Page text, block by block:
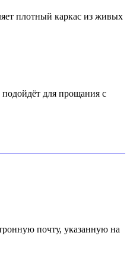
плотный каркас из живых
для прощания с
почту, указанную на